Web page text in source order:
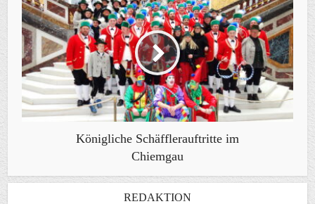
Königliche Schäfflerauftritte im
Chiemgau
REDAKTION